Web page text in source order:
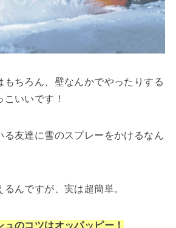
もちろん、壁なんかでやったりする
いいです！
る友達に雪のスプレーをかけるなん
んですが、実は超簡単。
ュのコツはオッパッピー！